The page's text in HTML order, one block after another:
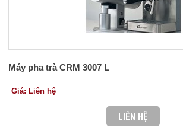
Máy pha trà CRM 3007 L
Giá: Liên hệ
LIÊN HỆ